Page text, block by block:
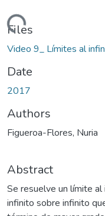
Loading...
Files
Video 9_ Límites al
Date
2017
Authors
Figueroa-Flores, Nuria
Abstract
Se resuelve un límite
infinito sobre infinito